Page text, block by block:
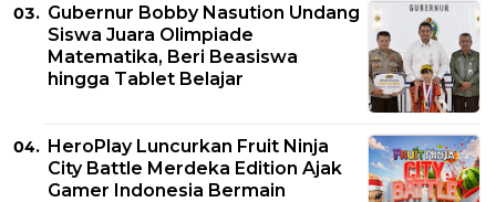
Gubernur Bobby Nasution Undang
Siswa Juara Olimpiade
Matematika, Beri Beasiswa
hingga Tablet Belajar
HeroPlay Luncurkan Fruit Ninja
City Battle Merdeka Edition Ajak
Gamer Indonesia Bermain